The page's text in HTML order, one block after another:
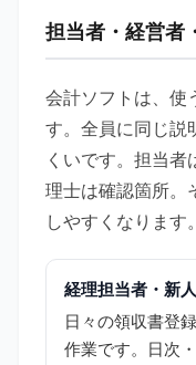
担当者・経営者
会計ソフトは、使
す。全員に同じ説
くいです。担当
理士は確認箇所。
しやすくなります。
経理担当者・新人
日々の領収書登
作業です。日次